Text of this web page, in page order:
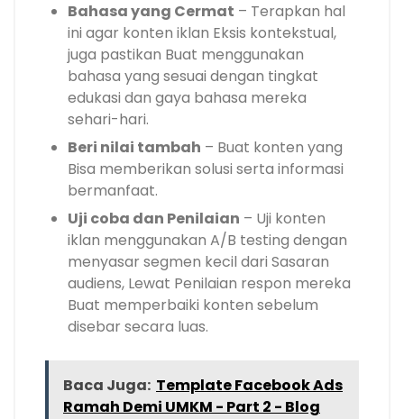
Bahasa yang Cermat – Terapkan hal
ini agar konten iklan Eksis kontekstual,
juga pastikan Buat menggunakan
bahasa yang sesuai dengan tingkat
edukasi dan gaya bahasa mereka
sehari-hari.
Beri nilai tambah – Buat konten yang
Bisa memberikan solusi serta informasi
bermanfaat.
Uji coba dan Penilaian – Uji konten
iklan menggunakan A/B testing dengan
menyasar segmen kecil dari Sasaran
audiens, Lewat Penilaian respon mereka
Buat memperbaiki konten sebelum
disebar secara luas.
Baca Juga: Template Facebook Ads
Ramah Demi UMKM - Part 2 - Blog